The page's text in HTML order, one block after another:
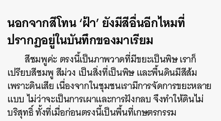
นอกจากสีโทน ‘ฝ้า’ ยังมีสีอื่นอีกไหมที่
ปรากฏอยู่ในบันทึกของมาเรียม
สีชมพูค่ะ ตรงนี้เป็นภาพวาดที่มีขยะเป็นพิษ เราก็
เปรียบสีชมพู สีม่วง เป็นสิ่งที่เป็นพิษ และพื้นดินมีสีส้ม
เพราะดินเสีย เนื่องจากในชุมชนเรามีการจัดการขยะหลาย
แบบ ไม่ว่าจะเป็นการเผาและการฝังกลบ จึงทำให้ดินไม่
บริสุทธิ์ ทั้งที่เมื่อก่อนตรงนี้เป็นพื้นที่เกษตรกรรม